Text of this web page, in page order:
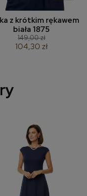
z krótkim rękawem
biała 1875
149,00 zł
104,30 zł